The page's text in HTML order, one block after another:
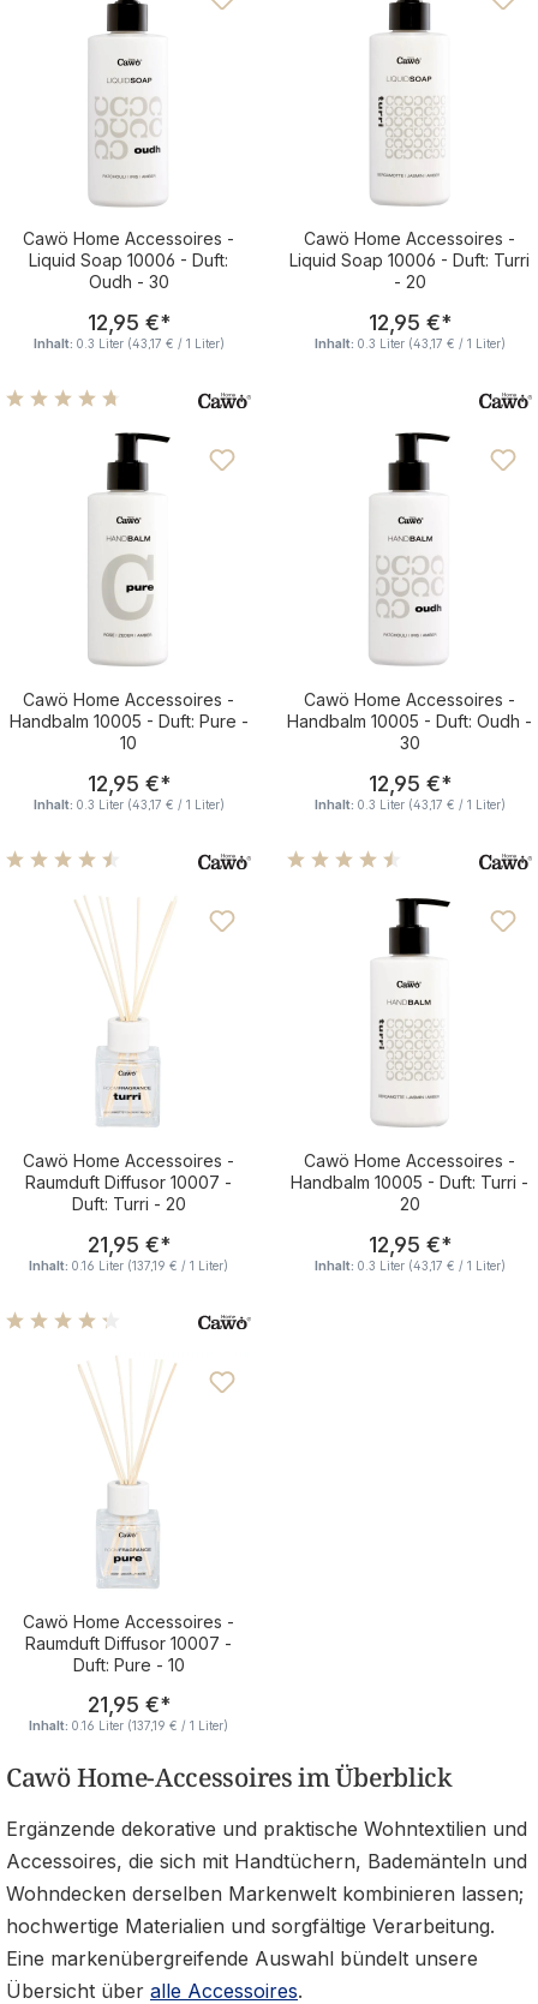
Cawö Home Accessoires -
Liquid Soap 10006 - Duft:
Oudh - 30
Regulärer Preis:
12,95 €*
Inhalt: 0.3 Liter (43,17 € / 1 Liter)
Cawö Home Accessoires -
Liquid Soap 10006 - Duft: Turri
- 20
Regulärer
12,95 €*
Inhalt: 0.3 Liter (43,17 € / 1 Liter)
Durchschnittliche Bewertung von 4.63 von 5 Sternen
Cawö Home Accessoires -
Handbalm 10005 - Duft: Pure -
10
Regulärer Preis:
12,95 €*
Inhalt: 0.3 Liter (43,17 € / 1 Liter)
Cawö Home Accessoires -
Handbalm 10005 - Duft: Oudh -
30
Regulärer
12,95 €*
Inhalt: 0.3 Liter (43,17 € / 1 Liter)
Cawö Home Accessoires -
Raumduft Diffusor 10007 -
Duft: Turri - 20
Regulärer Preis:
21,95 €*
Inhalt: 0.16 Liter (137,19 € / 1 Liter)
Cawö Home Accessoires -
Handbalm 10005 - Duft: Turri -
20
Regulärer
12,95 €*
Inhalt: 0.3 Liter (43,17 € / 1 Liter)
Durchschnittliche Bewertung von 4.35 von 5 Sternen
Cawö Home Accessoires -
Raumduft Diffusor 10007 -
Duft: Pure - 10
Regulärer Preis:
21,95 €*
Inhalt: 0.16 Liter (137,19 € / 1 Liter)
Cawö Home-Accessoires im Überblick
Ergänzende dekorative und praktische Wohntextilien und
Accessoires, die sich mit Handtüchern, Bademänteln und
Wohndecken derselben Markenwelt kombinieren lassen;
hochwertige Materialien und sorgfältige Verarbeitung.
Eine markenübergreifende Auswahl bündelt unsere
Übersicht über alle Accessoires.